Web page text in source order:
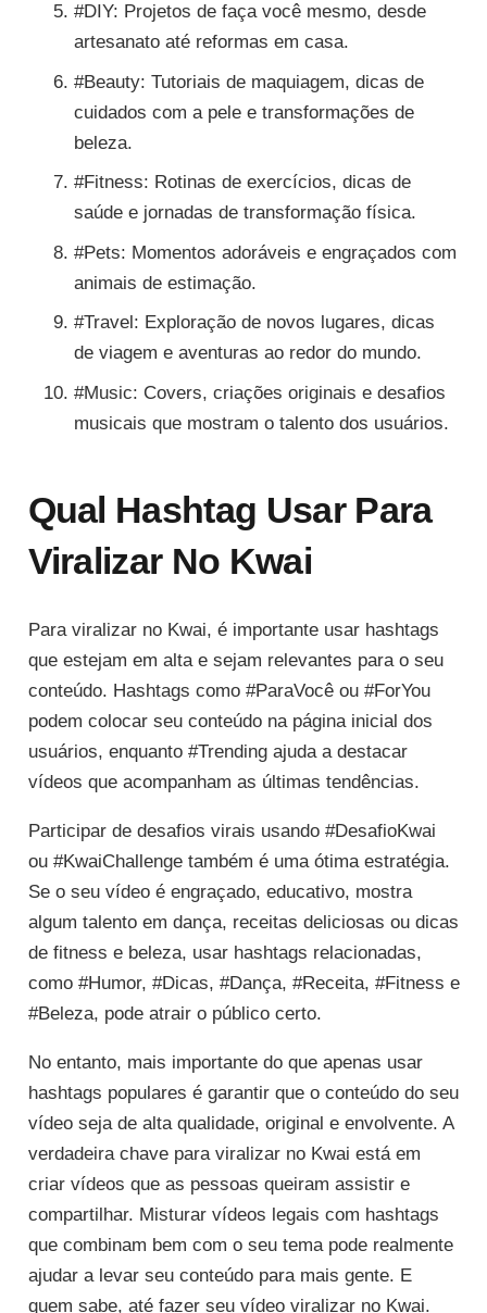
#DIY: Projetos de faça você mesmo, desde
artesanato até reformas em casa.
#Beauty: Tutoriais de maquiagem, dicas de
cuidados com a pele e transformações de
beleza.
#Fitness: Rotinas de exercícios, dicas de
saúde e jornadas de transformação física.
#Pets: Momentos adoráveis e engraçados com
animais de estimação.
#Travel: Exploração de novos lugares, dicas
de viagem e aventuras ao redor do mundo.
#Music: Covers, criações originais e desafios
musicais que mostram o talento dos usuários.
Qual Hashtag Usar Para
Viralizar No Kwai
Para viralizar no Kwai, é importante usar hashtags
que estejam em alta e sejam relevantes para o seu
conteúdo. Hashtags como #ParaVocê ou #ForYou
podem colocar seu conteúdo na página inicial dos
usuários, enquanto #Trending ajuda a destacar
vídeos que acompanham as últimas tendências.
Participar de desafios virais usando #DesafioKwai
ou #KwaiChallenge também é uma ótima estratégia.
Se o seu vídeo é engraçado, educativo, mostra
algum talento em dança, receitas deliciosas ou dicas
de fitness e beleza, usar hashtags relacionadas,
como #Humor, #Dicas, #Dança, #Receita, #Fitness e
#Beleza, pode atrair o público certo.
No entanto, mais importante do que apenas usar
hashtags populares é garantir que o conteúdo do seu
vídeo seja de alta qualidade, original e envolvente. A
verdadeira chave para viralizar no Kwai está em
criar vídeos que as pessoas queiram assistir e
compartilhar. Misturar vídeos legais com hashtags
que combinam bem com o seu tema pode realmente
ajudar a levar seu conteúdo para mais gente. E
quem sabe, até fazer seu vídeo viralizar no Kwai.